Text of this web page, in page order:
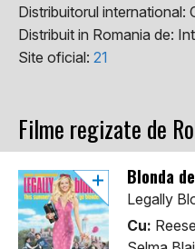
Distribuitorul international:
Distribuit in Romania de:
Site oficial: 21
Filme regizate de
Blonda
Legally
Cu: